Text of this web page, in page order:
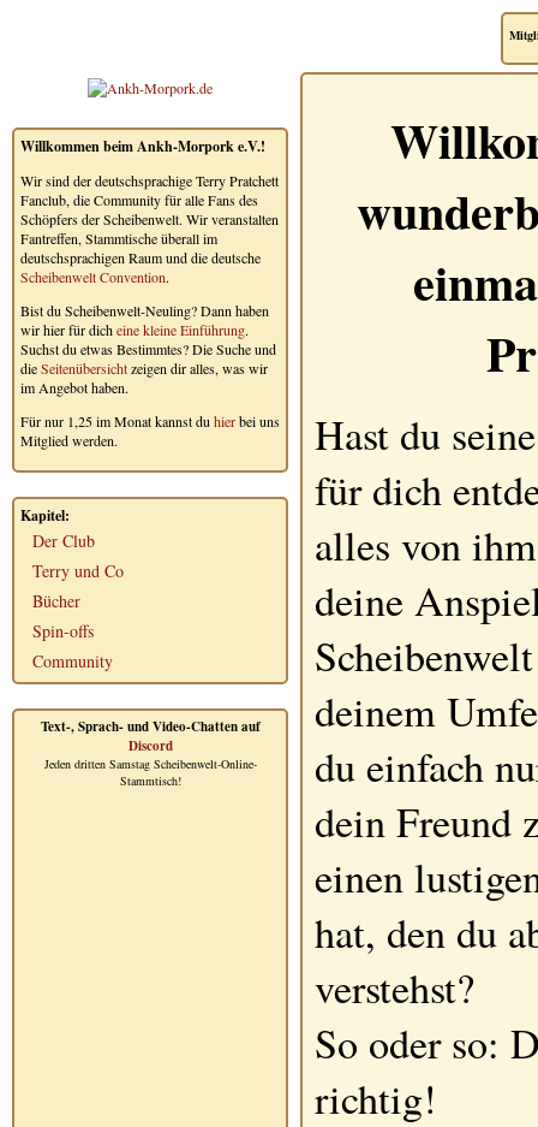
Willkommen beim Ankh-Morpork e.V.!
Wir sind der deutschsprachige Terry Pratchett
Fanclub, die Community für alle Fans des
Schöpfers der Scheibenwelt. Wir veranstalten
Fantreffen, Stammtische überall im
deutschsprachigen Raum und die deutsche
Scheibenwelt Convention.
Bist du Scheibenwelt-Neuling? Dann haben
wir hier für dicheine kleine Einführung.
Suchst du etwas Bestimmtes? Die Suche und
dieSeitenübersichtzeigen dir alles, was wir
im Angebot haben.
Für nur 1,25 im Monat kannst du hierbei uns
Mitglied werden.
Kapitel:
Der Club
Terry und Co
Bücher
Spin-offs
Community
Text-, Sprach- und Video-Chatten auf
Discord
Jeden dritten Samstag Scheibenwelt-Online-
Stammtisch!
Hast du
für dich
alles von
deine
deinem
du einfach
dein Freund
einen
hat, den du
verstehst?
So oder so:
richtig!